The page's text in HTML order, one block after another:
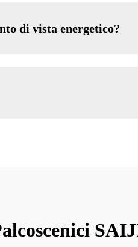
di vista energetico?